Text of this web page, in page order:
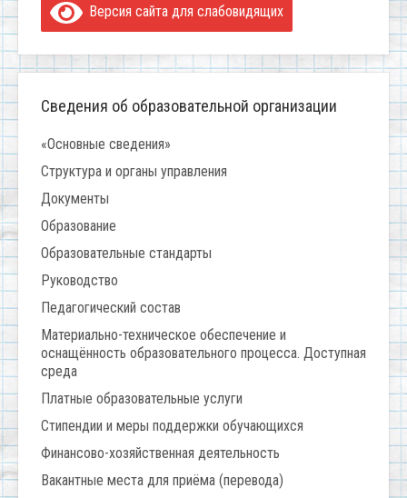
Версия сайта для слабовидящих
Сведения об образовательной организации
«Основные сведения»
Структура и органы управления
Документы
Образование
Образовательные стандарты
Руководство
Педагогический состав
Материально-техническое обеспечение и
оснащённость образовательного процесса. Доступная
среда
Платные образовательные услуги
Стипендии и меры поддержки обучающихся
Финансово-хозяйственная деятельность
Вакантные места для приёма (перевода)